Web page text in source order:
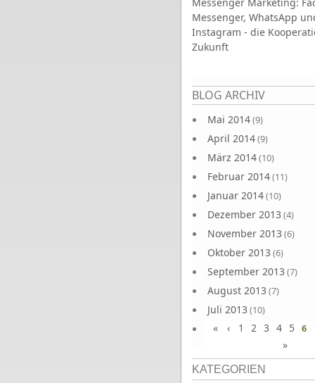
Messenger, WhatsApp
Instagram - die
Zukunft
BLOG ARCHIV
Mai 2014(9)
April 2014(9)
März 2014(10)
Februar 2014(11)
Januar 2014(10)
Dezember 2013 (4)
November 2013 (6)
Oktober 2013 (6)
September 2013 (7)
August 2013 (7)
Juli 2013 (10)
Juni 2013(10)
Seiten
« ‹ 1 2 3 4 5 6
»
KATEGORIEN